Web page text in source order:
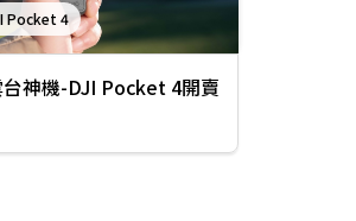
Pocket 4
神機-DJI Pocket 4開賣